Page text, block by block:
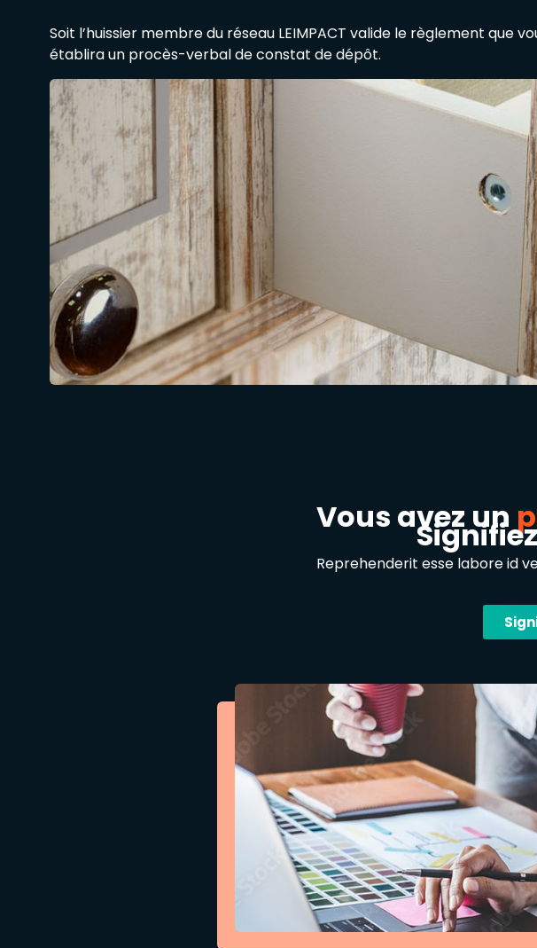
Soit l’huissier membre du réseau LEIMPACT valide le règlement que
établira un procès-verbal de constat de dépôt.
Vous avez un
Reprehenderit esse labore id